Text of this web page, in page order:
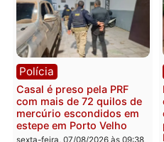
Polícia
2 MILHÕES – Unnesa
apresenta documentos
que comprovam
transparência e legalidade
na operação alvo da PF